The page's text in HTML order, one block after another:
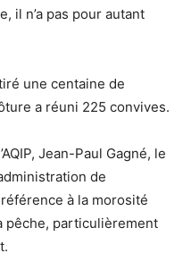
il n’a pas pour autant
une centaine de
a réuni 225 convives.
Jean-Paul Gagné, le
de
à la morosité
pêche, particulièrement